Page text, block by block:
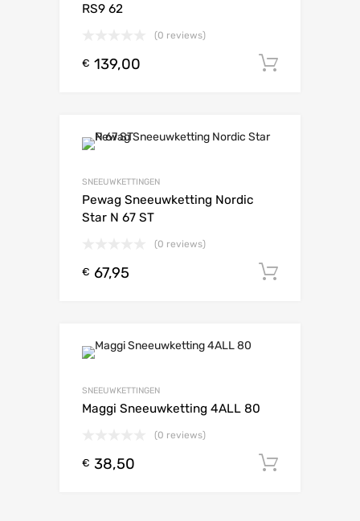
RS9 62
(0 reviews)
€ 139,00
SNEEUWKETTINGEN
Pewag Sneeuwketting Nordic
Star N 67 ST
(0 reviews)
€ 67,95
SNEEUWKETTINGEN
Maggi Sneeuwketting 4ALL 80
(0 reviews)
€ 38,50